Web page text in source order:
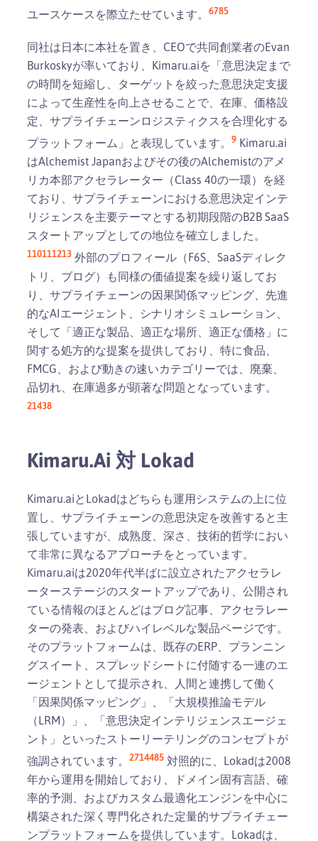
ユースケースを際立たせています。 6785
同社は日本に本社を置き、CEOで共同創業者のEvan
Burkoskyが率いており、Kimaru.aiを「意思決定まで
の時間を短縮し、ターゲットを絞った意思決定支援
によって生産性を向上させることで、在庫、価格設
定、サプライチェーンロジスティクスを合理化する
プラットフォーム」と表現しています。 9 Kimaru.ai
はAlchemist Japanおよびその後のAlchemistのアメ
リカ本部アクセラレーター（Class 40の一環）を経
ており、サプライチェーンにおける意思決定インテ
リジェンスを主要テーマとする初期段階のB2B SaaS
スタートアップとしての地位を確立しました。
110111213 外部のプロフィール（F6S、SaaSディレク
トリ、ブログ）も同様の価値提案を繰り返してお
り、サプライチェーンの因果関係マッピング、先進
的なAIエージェント、シナリオシミュレーション、
そして「適正な製品、適正な場所、適正な価格」に
関する処方的な提案を提供しており、特に食品、
FMCG、および動きの速いカテゴリーでは、廃棄、
品切れ、在庫過多が顕著な問題となっています。
21438
Kimaru.ai 対 Lokad
Kimaru.aiとLokadはどちらも運用システムの上に位
置し、サプライチェーンの意思決定を改善すると主
張していますが、成熟度、深さ、技術的哲学におい
て非常に異なるアプローチをとっています。
Kimaru.aiは2020年代半ばに設立されたアクセラレ
ーターステージのスタートアップであり、公開され
ている情報のほとんどはブログ記事、アクセラレー
ターの発表、およびハイレベルな製品ページです。
そのプラットフォームは、既存のERP、プランニン
グスイート、スプレッドシートに付随する一連のエ
ージェントとして提示され、人間と連携して働く
「因果関係マッピング」、「大規模推論モデル
（LRM）」、「意思決定インテリジェンスエージェ
ント」といったストーリーテリングのコンセプトが
強調されています。 2714485 対照的に、Lokadは2008
年から運用を開始しており、ドメイン固有言語、確
率的予測、およびカスタム最適化エンジンを中心に
構築された深く専門化された定量的サプライチェー
ンプラットフォームを提供しています。Lokadは、